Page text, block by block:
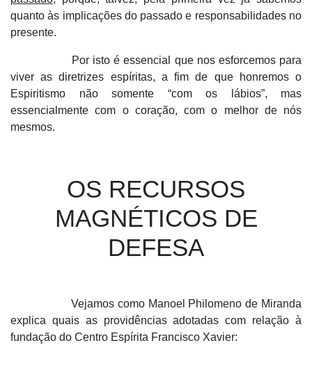
quanto às implicações do passado e responsabilidades no
presente.
Por isto é essencial que nos esforcemos para
viver as diretrizes espíritas, a fim de que honremos o
Espiritismo não somente “com os lábios”, mas
essencialmente com o coração, com o melhor de nós
mesmos.
OS RECURSOS
MAGNÉTICOS DE
DEFESA
Vejamos como Manoel Philomeno de Miranda
explica quais as providências adotadas com relação à
fundação do Centro Espírita Francisco Xavier: